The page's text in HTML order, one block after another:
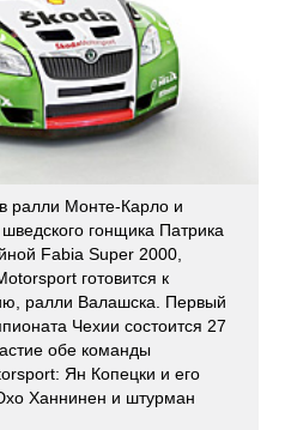
ралли Монте-Карло и
гонщика Патрика
Fabia Super 2000,
готовится к
ралли Валашска. Первый
Чехии состоится 27
обе команды
Ян Копецки и его
Ханнинен и штурман